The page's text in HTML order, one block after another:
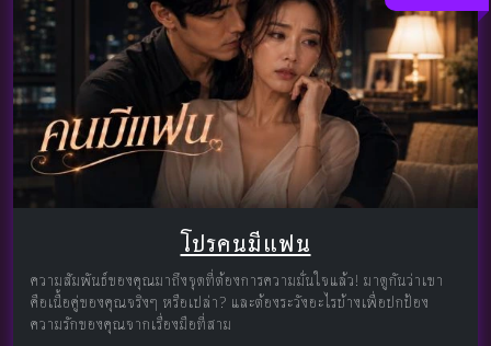
โปรคนมีแฟน
ความสัมพันธ์ของคุณมาถึงจุดที่ต้องการความมั่นใจแล้ว! มาดูกันว่าเขา
คือเนื้อคู่ของคุณจริงๆ หรือเปล่า? และต้องระวังอะไรบ้างเพื่อปกป้อง
ความรักของคุณจากเรื่องมือที่สาม